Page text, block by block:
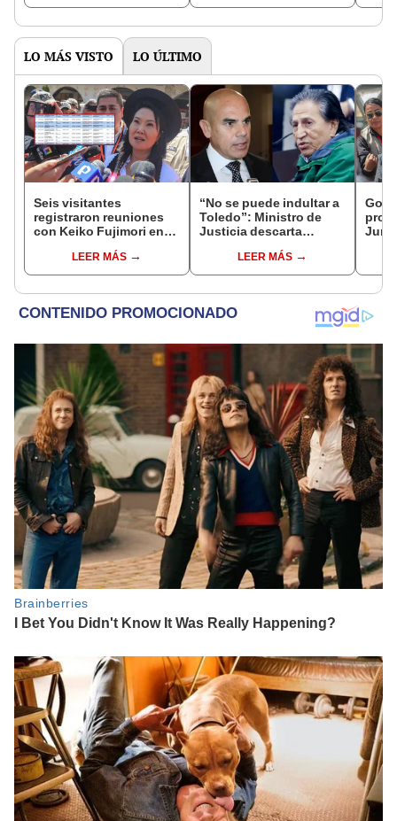
conforme a ley"
LO MÁS VISTO LO ÚLTIMO
Seis visitantes
registraron reuniones
con Keiko Fujimori en
presidenta se
encontraba en Junín
LEER MÁS
“No se puede indultar a
Toledo”: Ministro de
Justicia descarta
exmandatario
LEER MÁS